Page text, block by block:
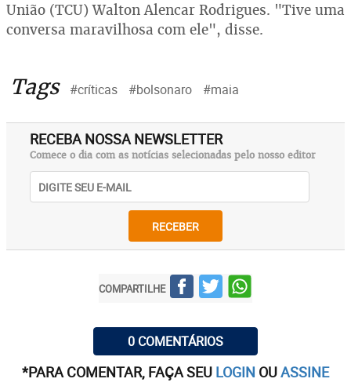
União (TCU) Walton Alencar Rodrigues. "Tive uma
conversa maravilhosa com ele", disse.
Tags #críticas #bolsonaro #maia
RECEBA NOSSA NEWSLETTER
Comece o dia com as notícias selecionadas pelo nosso editor
RECEBER
COMPARTILHE
0 COMENTÁRIOS
*PARA COMENTAR, FAÇA SEU LOGIN OUASSINE